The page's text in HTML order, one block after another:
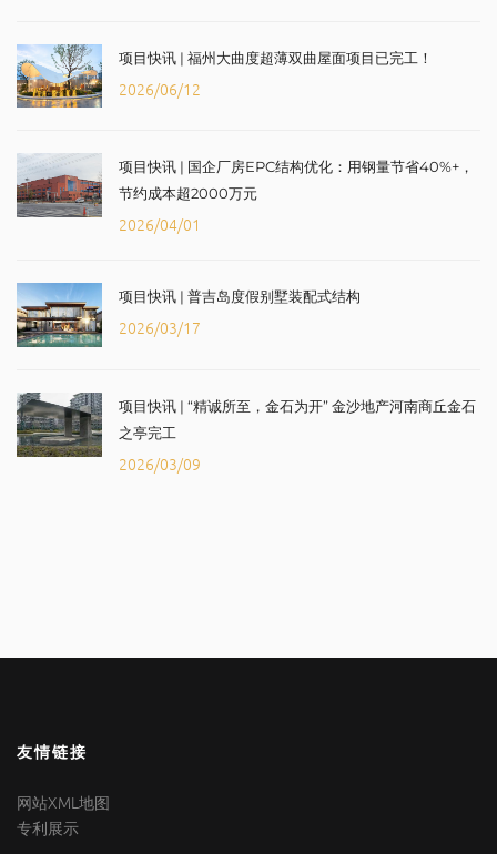
项目快讯 | 福州大曲度超薄双曲屋面项目已完工！
2026/06/12
项目快讯 | 国企厂房EPC结构优化：用钢量节省40%+，
节约成本超2000万元
2026/04/01
项目快讯 | 普吉岛度假别墅装配式结构
2026/03/17
项目快讯 | “精诚所至，金石为开” 金沙地产河南商丘金石
之亭完工
2026/03/09
友情链接
网站XML地图
专利展示